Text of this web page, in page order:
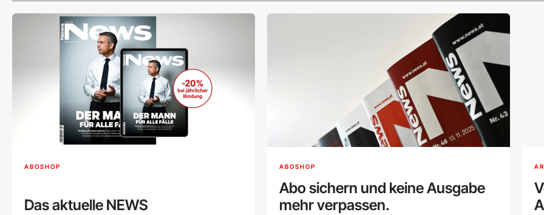
ABOSHOP
Das aktuelle NEWS
ABOSHOP
Abo sichern und keine Ausgabe
mehr verpassen.